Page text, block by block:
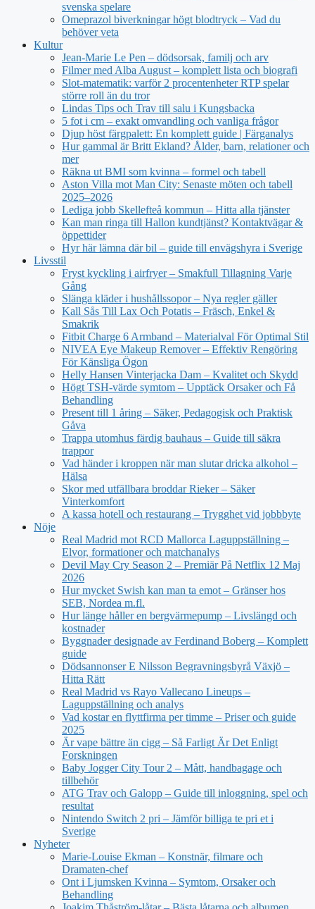
svenska spelare
Omeprazol biverkningar högt blodtryck – Vad du
behöver veta
Kultur
Jean‑Marie Le Pen – dödsorsak, familj och arv
Filmer med Alba August – komplett lista och biografi
Slot-matematik: varför 2 procentenheter RTP spelar
större roll än du tror
Lindas Tips och Trav till salu i Kungsbacka
5 fot i cm – exakt omvandling och vanliga frågor
Djup höst färgpalett: En komplett guide | Färganalys
Hur gammal är Britt Ekland? Ålder, barn, relationer och
mer
Räkna ut BMI som kvinna – formel och tabell
Aston Villa mot Man City: Senaste möten och tabell
2025–2026
Lediga jobb Skellefteå kommun – Hitta alla tjänster
Kan man ringa till Hallon kundtjänst? Kontaktvägar &
öppettider
Hyr här lämna där bil – guide till envägshyra i Sverige
Livsstil
Fryst kyckling i airfryer – Smakfull Tillagning Varje
Gång
Slänga kläder i hushållssopor – Nya regler gäller
Kall Sås Till Lax Och Potatis – Fräsch, Enkel &
Smakrik
Fitbit Charge 6 Armband – Materialval För Optimal Stil
NIVEA Eye Makeup Remover – Effektiv Rengöring
För Känsliga Ögon
Helly Hansen Vinterjacka Dam – Kvalitet och Skydd
Högt TSH-värde symtom – Upptäck Orsaker och Få
Behandling
Present till 1 åring – Säker, Pedagogisk och Praktisk
Gåva
Trappa utomhus färdig bauhaus – Guide till säkra
trappor
Vad händer i kroppen när man slutar dricka alkohol –
Hälsa
Skor med utfällbara broddar Rieker – Säker
Vinterkomfort
A kassa hotell och restaurang – Trygghet vid jobbbyte
Nöje
Real Madrid mot RCD Mallorca Laguppställning –
Elvor, formationer och matchanalys
Devil May Cry Season 2 – Premiär På Netflix 12 Maj
2026
Hur mycket Swish kan man ta emot – Gränser hos
SEB, Nordea m.fl.
Hur länge håller en bergvärmepump – Livslängd och
kostnader
Byggnader designade av Ferdinand Boberg – Komplett
guide
Dödsannonser E Nilsson Begravningsbyrå Växjö –
Hitta Rätt
Real Madrid vs Rayo Vallecano Lineups –
Laguppställning och analys
Vad kostar en flyttfirma per timme – Priser och guide
2025
Är vape bättre än cigg – Så Farligt Är Det Enligt
Forskningen
Baby Jogger City Tour 2 – Mått, handbagage och
tillbehör
ATG Trav och Galopp – Guide till inloggning, spel och
resultat
Nintendo Switch 2 pri – Jämför billiga te pri et i
Sverige
Nyheter
Marie-Louise Ekman – Konstnär, filmare och
Dramaten-chef
Ont i Ljumsken Kvinna – Symtom, Orsaker och
Behandling